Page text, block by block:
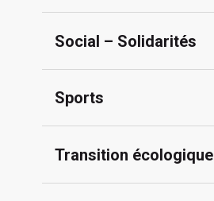
Social – Solidarités
Sports
Transition écologique